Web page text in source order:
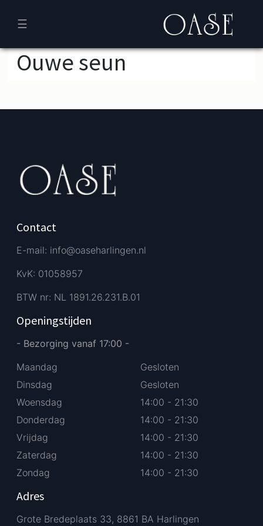
☰
Ouwe seun
Contact
E-mail: info@oaseharlingen.nl
KvK: 01058957
BTW nr: NL 1891.26.231.B.01
Openingstijden
- Bezorging vanaf 17:00 -
Maandag
Dinsdag
Woensdag
Donderdag
Vrijdag
Zaterdag
Zondag
Gesloten
Gesloten
14:00 - 21:30
14:00 - 21:30
14:00 - 21:30
14:00 - 21:30
14:00 - 21:30
Adres
Grote Bredeplaats 33, 8861 BA Harlingen